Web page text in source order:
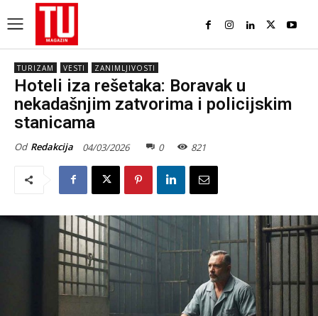
TURIZAM VESTI ZANIMLJIVOSTI
Hoteli iza rešetaka: Boravak u
nekadašnjim zatvorima i policijskim
stanicama
Od Redakcija 04/03/2026 0 821